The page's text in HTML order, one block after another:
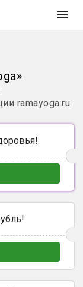
»
ramayoga.ru